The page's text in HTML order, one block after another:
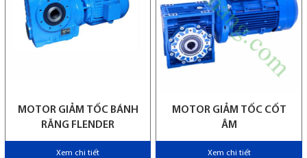
MOTOR GIẢM TỐC BÁNH
RĂNG FLENDER
Xem chi tiết
MOTOR GIẢM TỐC CỐT
ÂM
Xem chi tiết